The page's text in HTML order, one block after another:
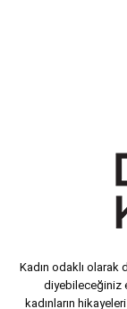
Kadın odaklı olarak
diyebileceğiniz
kadınların